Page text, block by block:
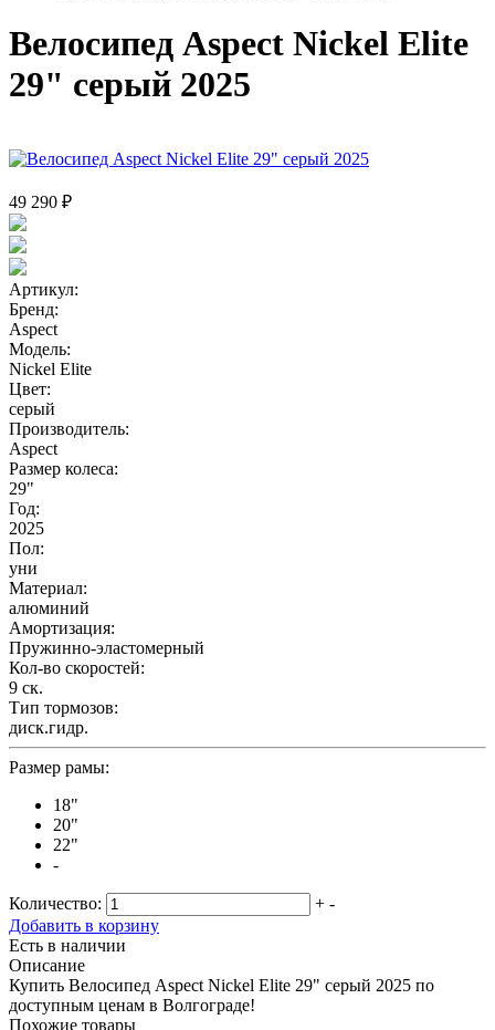
Велосипед Aspect Nickel Elite
29" серый 2025
49 290 ₽
Артикул:
Бренд:
Aspect
Модель:
Nickel Elite
Цвет:
серый
Производитель:
Aspect
Размер колеса:
29"
Год:
2025
Пол:
уни
Материал:
алюминий
Амортизация:
Пружинно-эластомерный
Кол-во скоростей:
9 ск.
Тип тормозов:
диск.гидр.
Размер рамы:
18"
20"
22"
-
Количество: + -
Добавить в корзину
Есть в наличии
Описание
Купить Велосипед Aspect Nickel Elite 29" серый 2025 по
доступным ценам в Волгограде!
Похожие товары